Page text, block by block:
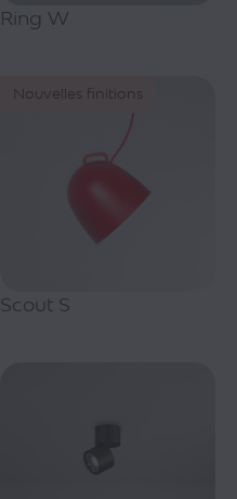
Ring W
Nouvelles finitions
Scout S